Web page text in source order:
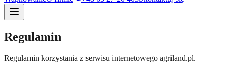
Regulamin
Regulamin korzystania z serwisu internetowego agriland.pl.